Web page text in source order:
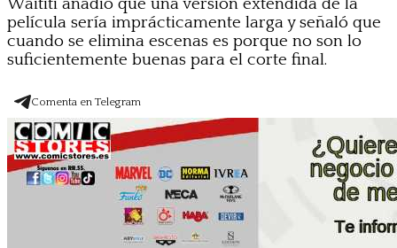
Waititi añadió que una versión extendida de la
película sería imprácticamente larga y señaló que
cuando se elimina escenas es porque no son lo
suficientemente buenas para el corte final.
Comenta en Telegram